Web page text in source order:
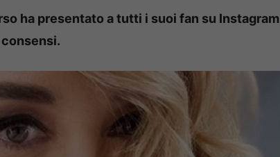
ha presentato a tutti i suoi fan su Instagram